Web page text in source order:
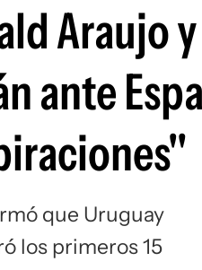
Araujo y
ante
que Uruguay
los primeros 15